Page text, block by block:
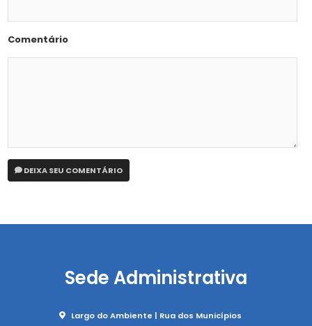
Comentário
DEIXA SEU COMENTÁRIO
Sede Administrativa
Largo do Ambiente | Rua dos Municípios